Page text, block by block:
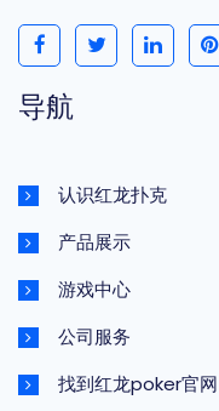
导航
认识红龙扑克
产品展示
游戏中心
公司服务
找到红龙poker官网